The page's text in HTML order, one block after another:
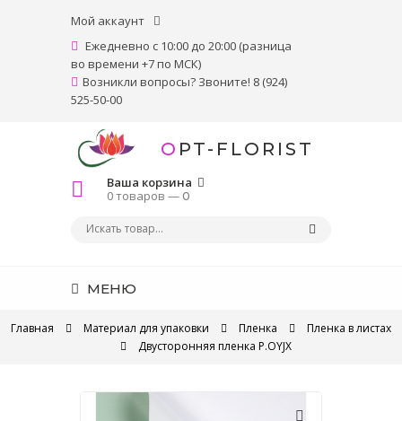
Мой аккаунт
Ежедневно с 10:00 до 20:00 (разница
во времени +7 по МСК)
Возникли вопросы? Звоните! 8 (924)
525-50-00
OPT-FLORIST
Ваша корзина
0 товаров —0
МЕНЮ
Главная Материал для упаковки Пленка
Пленка в листах
Двусторонняя пленка P.OYJX